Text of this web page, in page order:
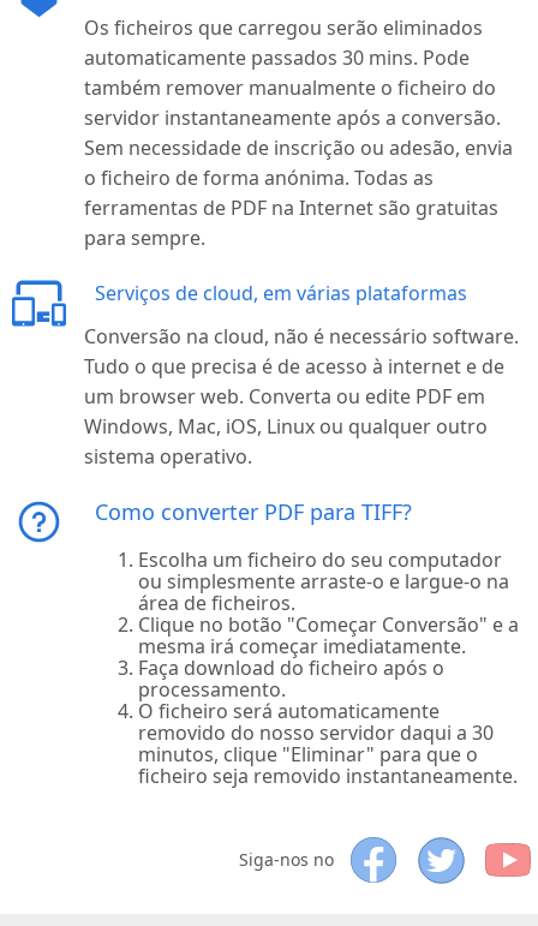
Os ficheiros que carregou serão eliminados
automaticamente passados 30 mins. Pode
também remover manualmente o ficheiro do
servidor instantaneamente após a conversão.
Sem necessidade de inscrição ou adesão, envia
o ficheiro de forma anónima. Todas as
ferramentas de PDF na Internet são gratuitas
para sempre.
Serviços de cloud, em várias plataformas
Conversão na cloud, não é necessário software.
Tudo o que precisa é de acesso à internet e de
um browser web. Converta ou edite PDF em
Windows, Mac, iOS, Linux ou qualquer outro
sistema operativo.
Como converter PDF para TIFF?
Escolha um ficheiro do seu computador
ou simplesmente arraste-o e largue-o na
área de ficheiros.
Clique no botão "Começar Conversão" e a
mesma irá começar imediatamente.
Faça download do ficheiro após o
processamento.
O ficheiro será automaticamente
removido do nosso servidor daqui a 30
minutos, clique "Eliminar" para que o
ficheiro seja removido instantaneamente.
Siga-nos no